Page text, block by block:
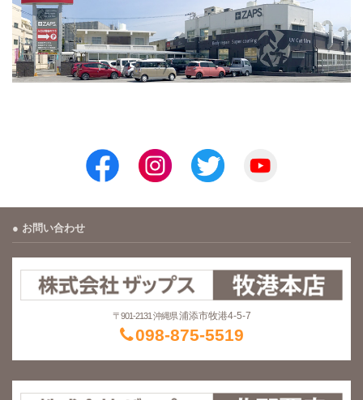
お問い合わせ
〒901-2131 沖縄県 浦添市牧港4-5-7
098-875-5519